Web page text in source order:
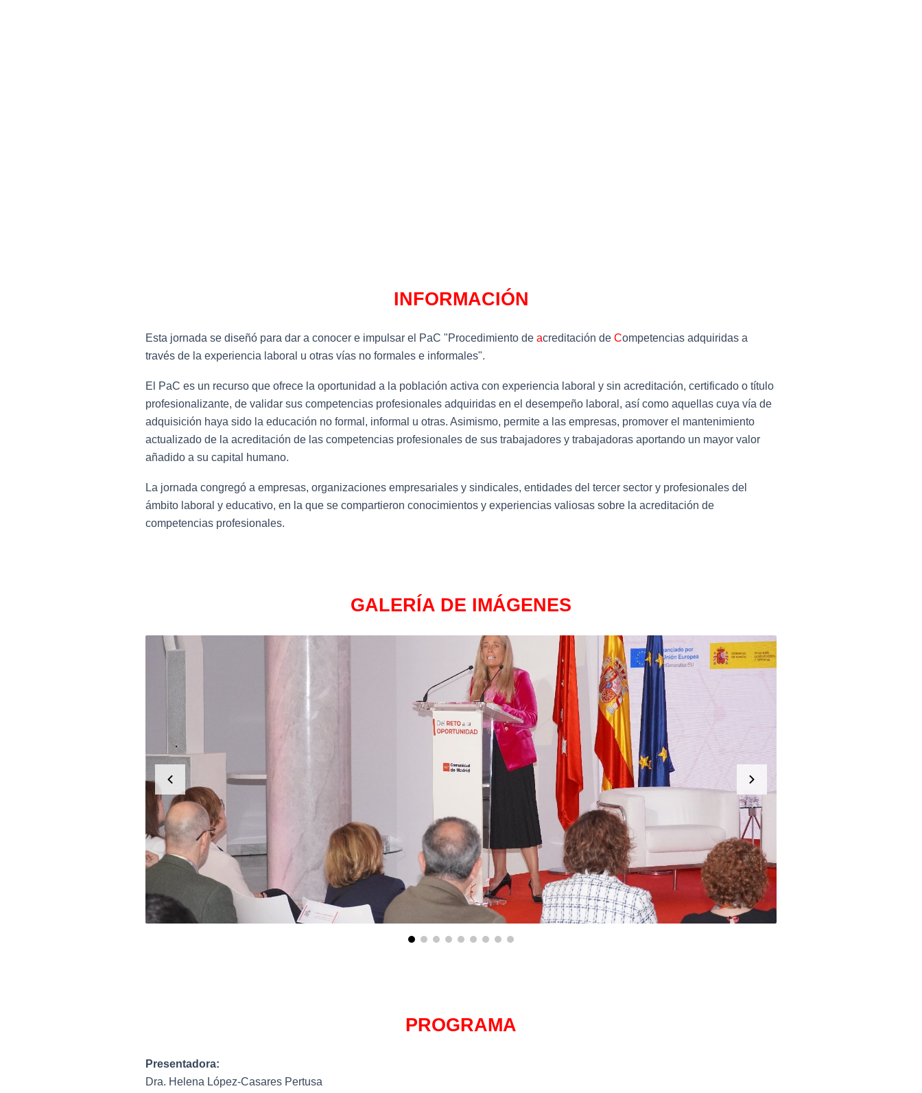
INFORMACIÓN
Esta jornada se diseñó para dar a conocer e impulsar el PaC "Procedimiento de acreditación de Competencias adquiridas a
través de la experiencia laboral u otras vías no formales e informales".
El PaC es un recurso que ofrece la oportunidad a la población activa con experiencia laboral y sin acreditación, certificado o título
profesionalizante, de validar sus competencias profesionales adquiridas en el desempeño laboral, así como aquellas cuya vía de
adquisición haya sido la educación no formal, informal u otras. Asimismo, permite a las empresas, promover el mantenimiento
actualizado de la acreditación de las competencias profesionales de sus trabajadores y trabajadoras aportando un mayor valor
añadido a su capital humano.
La jornada congregó a empresas, organizaciones empresariales y sindicales, entidades del tercer sector y profesionales del
ámbito laboral y educativo, en la que se compartieron conocimientos y experiencias valiosas sobre la acreditación de
competencias profesionales.
GALERÍA DE IMÁGENES
PROGRAMA
Presentadora:
Dra. Helena López-Casares Pertusa